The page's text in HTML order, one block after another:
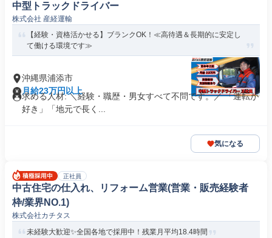
中型トラックドライバー
株式会社 産経運輸
【経験・資格活かせる】ブランクOK！≪高待遇＆長期的に安定し
て働ける環境です≫
沖縄県浦添市
月給23万円以上
求める人材: ＼経験・職歴・男女すべて不問です。／ 「運転が
好き」「地元で長く...
気になる
正社員
中古住宅の仕入れ、リフォーム営業(営業・販売経験者
枠/業界NO.1)
株式会社カチタス
未経験大歓迎✨全国各地で採用中！残業月平均18.4時間